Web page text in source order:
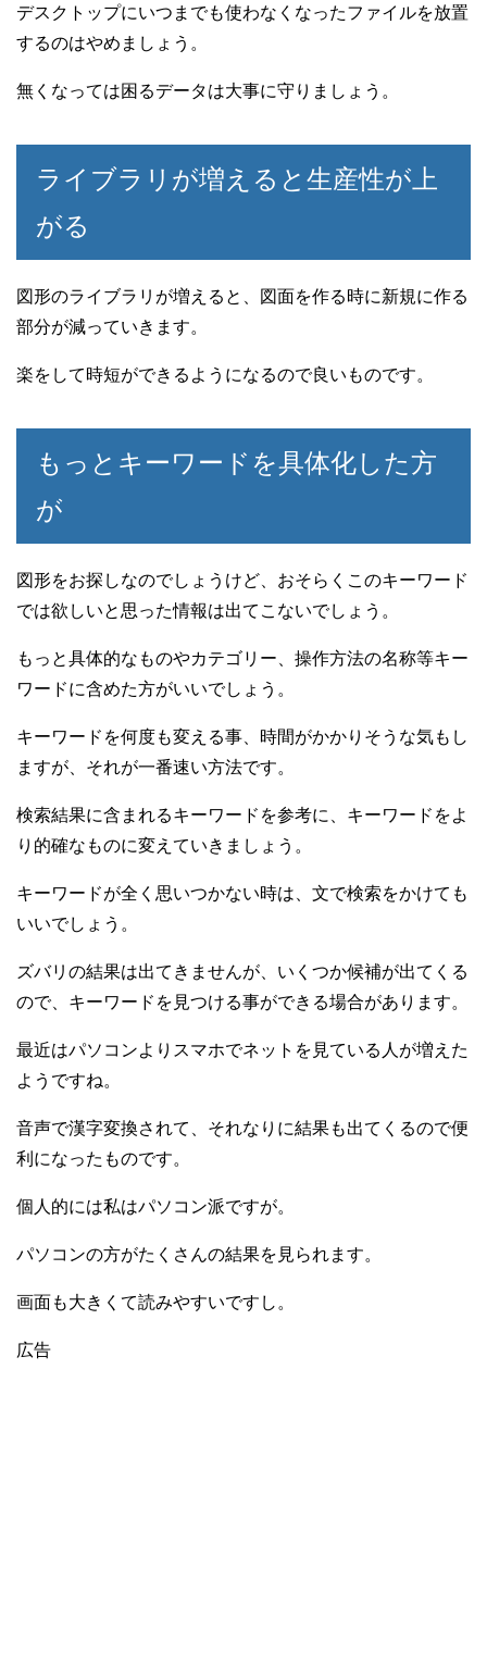
デスクトップにいつまでも使わなくなったファイルを放置
するのはやめましょう。
無くなっては困るデータは大事に守りましょう。
ライブラリが増えると生産性が上
がる
図形のライブラリが増えると、図面を作る時に新規に作る
部分が減っていきます。
楽をして時短ができるようになるので良いものです。
もっとキーワードを具体化した方
が
図形をお探しなのでしょうけど、おそらくこのキーワード
では欲しいと思った情報は出てこないでしょう。
もっと具体的なものやカテゴリー、操作方法の名称等キー
ワードに含めた方がいいでしょう。
キーワードを何度も変える事、時間がかかりそうな気もし
ますが、それが一番速い方法です。
検索結果に含まれるキーワードを参考に、キーワードをよ
り的確なものに変えていきましょう。
キーワードが全く思いつかない時は、文で検索をかけても
いいでしょう。
ズバリの結果は出てきませんが、いくつか候補が出てくる
ので、キーワードを見つける事ができる場合があります。
最近はパソコンよりスマホでネットを見ている人が増えた
ようですね。
音声で漢字変換されて、それなりに結果も出てくるので便
利になったものです。
個人的には私はパソコン派ですが。
パソコンの方がたくさんの結果を見られます。
画面も大きくて読みやすいですし。
広告